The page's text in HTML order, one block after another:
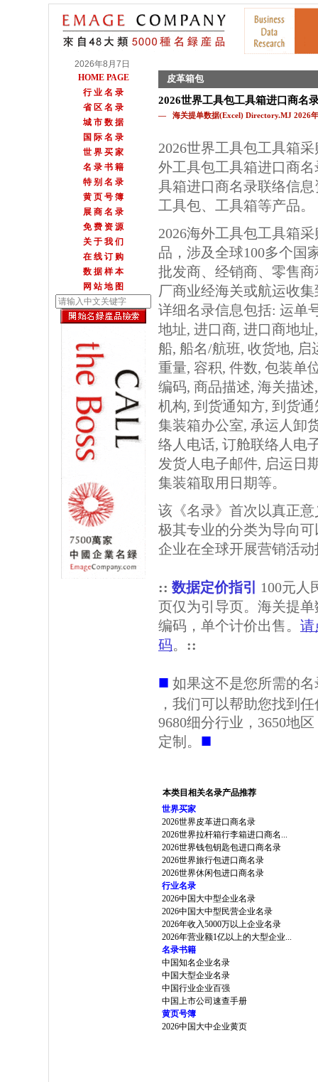
2026年8月7日
HOME PAGE
行 业 名 录
省 区 名 录
城 市 数 据
国 际 名 录
世 界 买 家
名 录 书 籍
特 别 名 录
黄 页 号 簿
展 商 名 录
免 费 资 源
关 于 我 们
在 线 订 购
数 据 样 本
网 站 地 图
皮革箱包
2026世界工具包工具箱进口商名
— 海关提单数据(Excel) Directory.MJ 2026
2026世界工具包工具箱
外工具包工具箱进口商
具箱进口商名录联络信
工具包、工具箱等产品。
2026海外工具包工具箱
品，涉及全球100多个国
批发商、经销商、零售
厂商业经海关或航运收
详细名录信息包括: 运单
地址, 进口商, 进口商地
船, 船名/航班, 收货地,
重量, 容积, 件数, 包装单
编码, 商品描述, 海关描
机构, 到货通知方, 到货
集装箱办公室, 承运人卸
络人电话, 订舱联络人电
发货人电子邮件, 启运日
集装箱取用日期等。
该《名录》首次以真正
极其专业的分类为导向
企业在全球开展营销活
:: 数据定价指引
100元人
页仅为引导页。海关提
编码，单个计价出售。 请
码。 ::
■ 如果这不是您所需的
，我们可以帮助您找到
9680细分行业，3650地
定制。 ■
本类目相关名录产品推荐
世界买家
2026世界皮革进口商名录
2026世界拉杆箱行李箱进口商名...
2026世界钱包钥匙包进口商名录
2026世界旅行包进口商名录
2026世界休闲包进口商名录
行业名录
2026中国大中型企业名录
2026中国大中型民营企业名录
2026年收入5000万以上企业名录
2026年营业额1亿以上的大型企业...
名录书籍
中国知名企业名录
中国大型企业名录
中国行业企业百强
中国上市公司速查手册
黄页号簿
2026中国大中企业黄页